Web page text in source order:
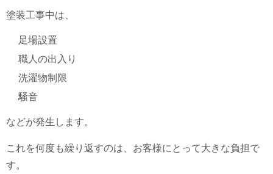
塗装工事中は、
足場設置
職人の出入り
洗濯物制限
騒音
などが発生します。
これを何度も繰り返すのは、お客様にとって大きな負担で
す。